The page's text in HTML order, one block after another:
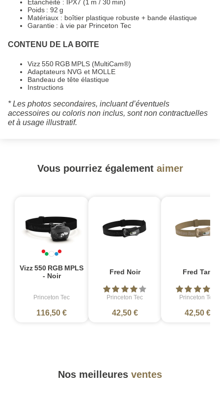
Étanchéité : IPX7 (1 m / 30 min)
Poids : 92 g
Matériaux : boîtier plastique robuste + bande élastique
Garantie : à vie par Princeton Tec
CONTENU DE LA BOITE
Vizz 550 RGB MPLS (MultiCam®)
Adaptateurs NVG et MOLLE
Bandeau de tête élastique
Instructions
* Les photos secondaires, incluant d’éventuels
accessoires ou coloris non inclus, sont non contractuelles
et à usage illustratif.
Vous pourriez également aimer
Vizz 550 RGB MPLS
- Noir
Princeton Tec
116,50 €
Fred Noir
Princeton Tec
42,50 €
Fred Tan
Princeton Tec
42,50 €
Nos meilleures ventes